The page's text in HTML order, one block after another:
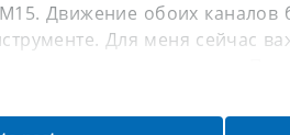
Движение обоих каналов
Для меня сейчас
канала, скорее всего